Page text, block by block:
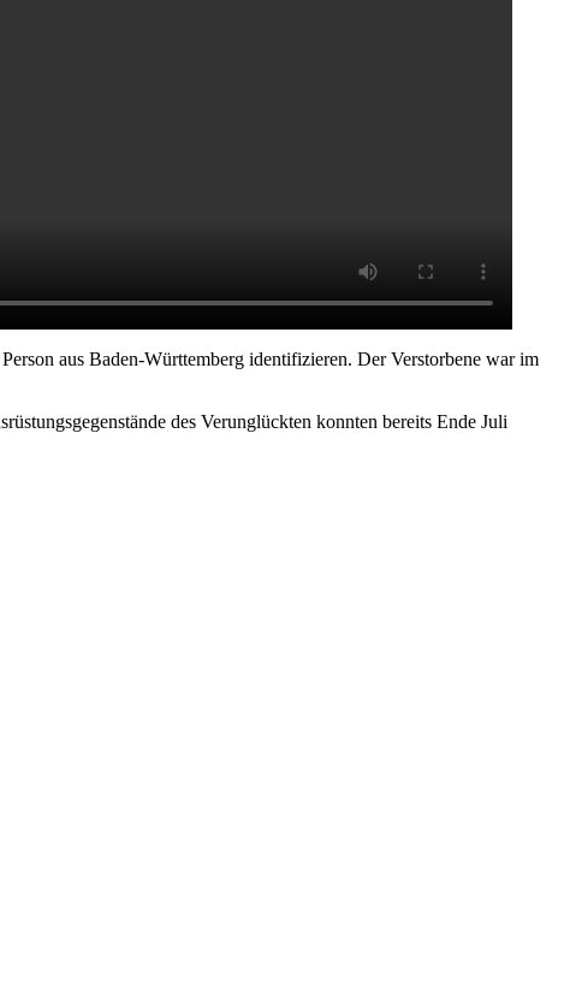
aus Baden-Württemberg identifizieren. Der Verstorbene war im
des Verunglückten konnten bereits Ende Juli